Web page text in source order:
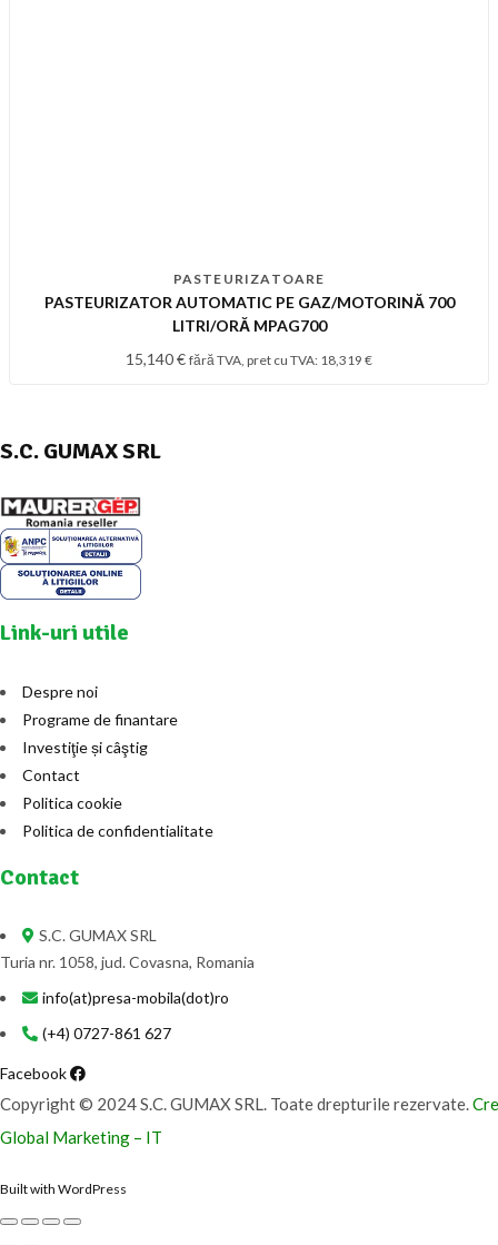
PASTEURIZATOARE
PASTEURIZATOR AUTOMATIC PE GAZ/MOTORINĂ 700
LITRI/ORĂ MPAG700
15,140€ fără TVA, pret cu TVA: 18,319 €
S.C. GUMAX SRL
Link-uri utile
Despre noi
Programe de finantare
Investiţie și câştig
Contact
Politica cookie
Politica de confidentialitate
Contact
S.C. GUMAX SRL
Turia nr. 1058, jud. Covasna, Romania
info(at)presa-mobila(dot)ro
(+4) 0727-861 627
Facebook
Copyright © 2024 S.C. GUMAX SRL. Toate drepturile rezervate.
Global Marketing – IT
Built with WordPress